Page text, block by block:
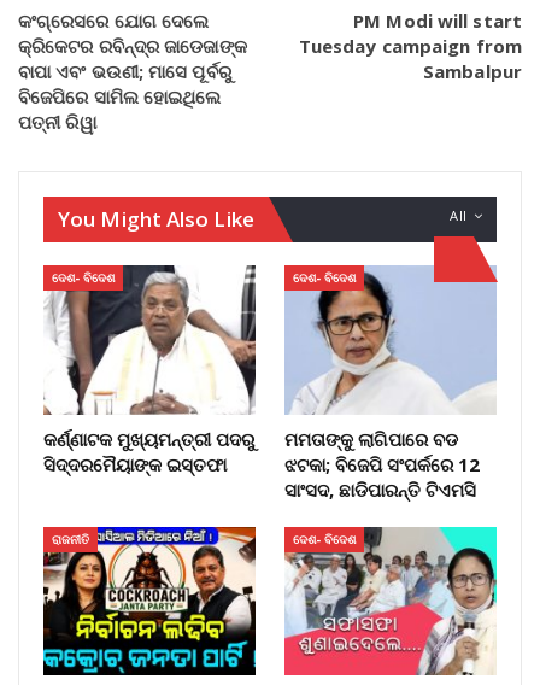
କଂଗ୍ରେସରେ ଯୋଗ ଦେଲେ
କ୍ରିକେଟର ରବିନ୍ଦ୍ର ଜାଡେଜାଙ୍କ
ବାପା ଏବଂ ଭଉଣୀ; ମାସେ ପୂର୍ବରୁ
ବିଜେପିରେ ସାମିଲ ହୋଇଥିଲେ
ପତ୍ନୀ ରିୱା
PM Modi will start
Tuesday campaign from
Sambalpur
All
You Might Also Like
ଦେଶ- ବିଦେଶ
କର୍ଣ୍ଣାଟକ ମୁଖ୍ୟମନ୍ତ୍ରୀ ପଦରୁ
ସିଦ୍ଦରମୈୟାଙ୍କ ଇସ୍ତଫା
ଦେଶ- ବିଦେଶ
ମମତାଙ୍କୁ ଲାଗିପାରେ ବଡ
ଝଟକା; ବିଜେପି ସଂପର୍କରେ 12
ସାଂସଦ, ଛାଡିପାରନ୍ତି ଟିଏମସି
ରାଜନୀତି ଦେଶ- ବିଦେଶ